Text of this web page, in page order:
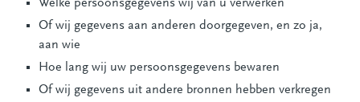
Welke persoonsgegevens wij van u verwerken
Of wij gegevens aan anderen doorgegeven, en zo ja,
aan wie
Hoe lang wij uw persoonsgegevens bewaren
Of wij gegevens uit andere bronnen hebben verkregen